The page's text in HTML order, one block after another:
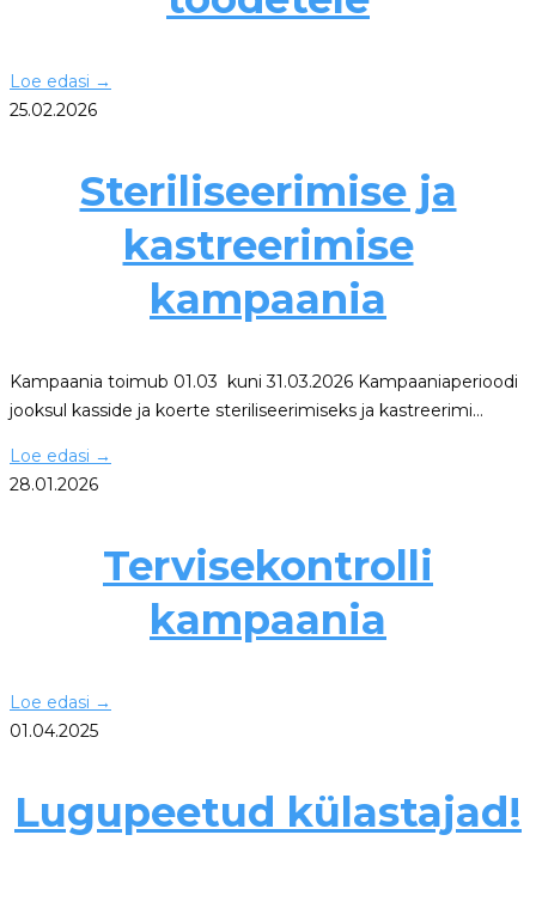
Loe edasi →
25.02.2026
Steriliseerimise ja
kastreerimise
kampaania
Kampaania toimub 01.03 kuni 31.03.2026 Kampaaniaperioodi
jooksul kasside ja koerte steriliseerimiseks ja kastreerimi…
Loe edasi →
28.01.2026
Tervisekontrolli
kampaania
Loe edasi →
01.04.2025
Lugupeetud külastajad!